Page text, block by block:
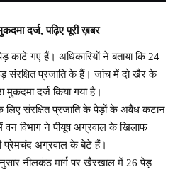
दर्ज, पढ़िए पूरी ख़बर
काटे गए हैं। अधिकारियों ने बताया कि 24
संरक्षित प्रजाति के हैं। जांच में दो खैर के
मुकदमा दर्ज किया गया है।
के लिए संरक्षित प्रजाति के पेड़ों के अवैध कटान
वन विभाग ने पीयूष अग्रवाल के खिलाफ
प्रेमचंद अग्रवाल के बेटे हैं।
नीलकंठ मार्ग पर खैरखाल में 26 पेड़